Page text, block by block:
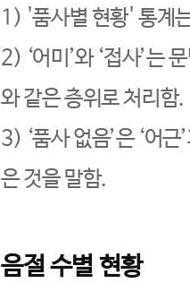
1) '품사별 현황' 통계
2) ‘어미’와 ‘접사’는
와 같은 층위로 처리함.
3) ‘품사 없음’은 ‘어
은 것을 말함.
음절 수별 현황